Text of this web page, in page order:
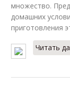
множество.
домашних
приготовления
Читать